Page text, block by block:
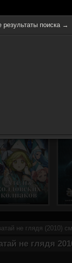
не глядя (2010)
не глядя
результаты поиска →